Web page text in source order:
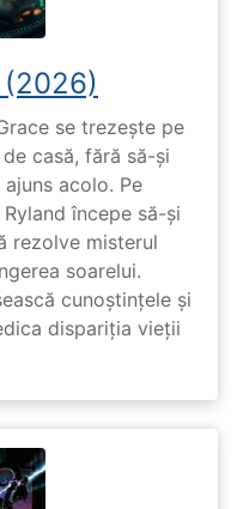
se trezește pe
casă, fără să-și
acolo. Pe
începe să-și
rezolve misterul
soarelui.
cunoștințele și
dispariția vieții